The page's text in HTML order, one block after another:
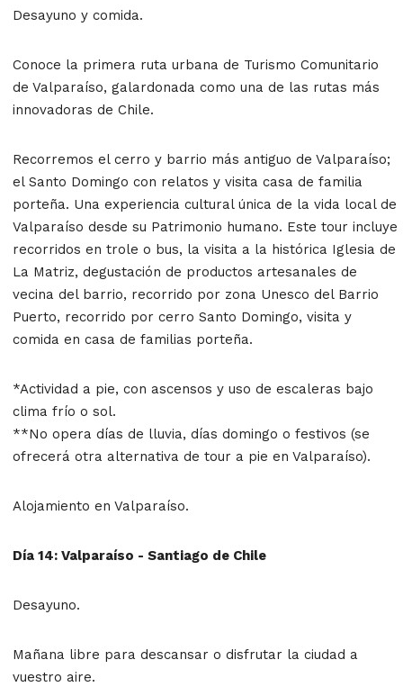
Desayuno y comida.
Conoce la primera ruta urbana de Turismo Comunitario
de Valparaíso, galardonada como una de las rutas más
innovadoras de Chile.
Recorremos el cerro y barrio más antiguo de Valparaíso;
el Santo Domingo con relatos y visita casa de familia
porteña. Una experiencia cultural única de la vida local de
Valparaíso desde su Patrimonio humano. Este tour incluye
recorridos en trole o bus, la visita a la histórica Iglesia de
La Matriz, degustación de productos artesanales de
vecina del barrio, recorrido por zona Unesco del Barrio
Puerto, recorrido por cerro Santo Domingo, visita y
comida en casa de familias porteña.
*Actividad a pie, con ascensos y uso de escaleras bajo
clima frío o sol.
**No opera días de lluvia, días domingo o festivos (se
ofrecerá otra alternativa de tour a pie en Valparaíso).
Alojamiento en Valparaíso.
Día 14: Valparaíso - Santiago de Chile
Desayuno.
Mañana libre para descansar o disfrutar la ciudad a
vuestro aire.